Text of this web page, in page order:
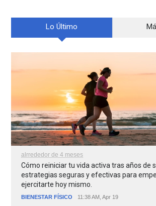
Lo Último
alrrededor de 4 meses
Cómo reiniciar tu vida activa tras años de
estrategias seguras y efectivas para
ejercitarte hoy mismo.
BIENESTAR FÍSICO 11:38 AM, Apr 19